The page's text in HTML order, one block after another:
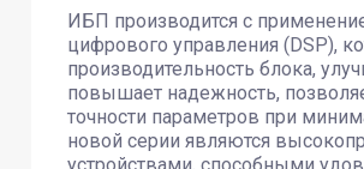
ИБП производится с
цифрового управления (DSP),
производительность блока,
повышает надежность,
точности параметров при
новой серии являются